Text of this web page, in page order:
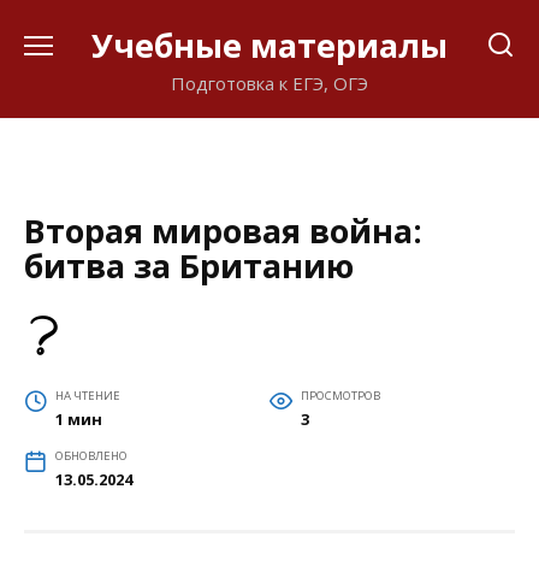
Учебные материалы
Подготовка к ЕГЭ, ОГЭ
Вторая мировая война:
битва за Британию
НА ЧТЕНИЕ
1 мин
ПРОСМОТРОВ
3
ОБНОВЛЕНО
13.05.2024